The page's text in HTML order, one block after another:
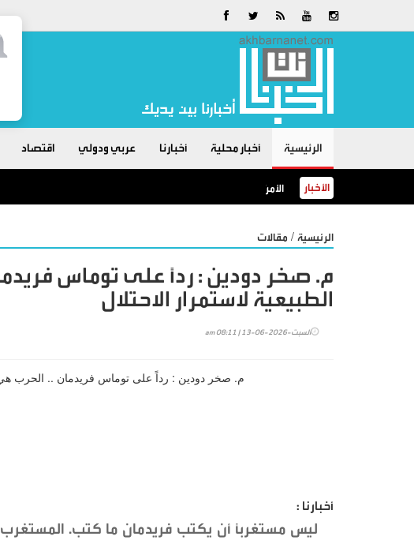
الرئيسية أخبار محلية أخبارنا عربي ودولي اقتصاد
الأخبار الأمن العام: البرك الزراعية خطرٌ لا مكان للسباحة فيها
الرئيسية / مقالات
م. صخر دودين : رداً على توماس
الطبيعية لاستمرار الاحتلال
السبت-2026-06-13 | 08:11 am
أخبارنا :
ليس مستغرباً أن يكتب فريدمان ما كتب.